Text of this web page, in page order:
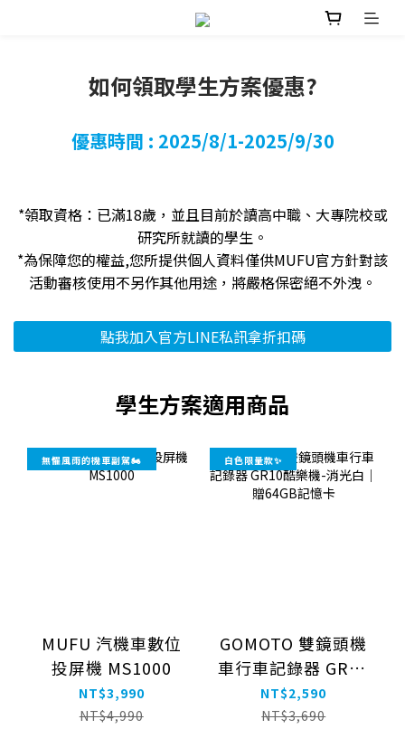
如何領取學生方案優惠?
優惠時間 : 2025/8/1-2025/9/30
*領取資格：已滿18歲，並且目前於讀高中職、大專院校或
研究所就讀的學生。
*為保障您的權益,您所提供個人資料僅供MUFU官方針對該
活動審核使用不另作其他用途，將嚴格保密絕不外洩。
點我加入官方LINE私訊拿折扣碼
學生方案適用商品
無懼風雨的機車副駕🏍️
MUFU 汽機車數位
投屏機 MS1000
NT$3,990
NT$4,990
白色限量款✨
GOMOTO 雙鏡頭機
車行車記錄器 GR10
酷樂機-消光白｜贈
64GB記憶卡
NT$2,590
NT$3,690